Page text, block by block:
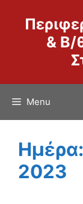
περιεχόμενο& Β/
Menu
Ημέρα:
2023